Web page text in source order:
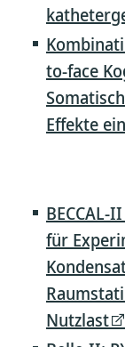
to-face
Effekte
BECCAL-
für
Nutzlast